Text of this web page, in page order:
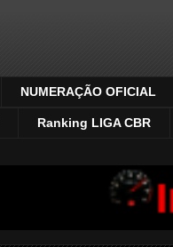
NUMERAÇÃO OFICIAL
Ranking LIGA CBR